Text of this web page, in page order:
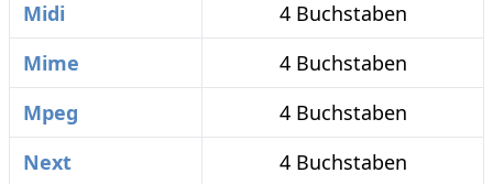
Midi
4 Buchstaben
Mime
4 Buchstaben
Mpeg
4 Buchstaben
Next
4 Buchstaben